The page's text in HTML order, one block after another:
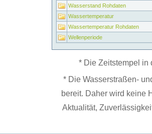
Wasserstand Rohdaten
Wassertemperatur
Wassertemperatur Rohdaten
Wellenperiode
* Die Zeitstempel in
* Die Wasserstraßen-
bereit. Daher wird keine
Aktualität,